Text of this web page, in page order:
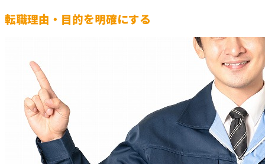
転職理由・目的を明確にする